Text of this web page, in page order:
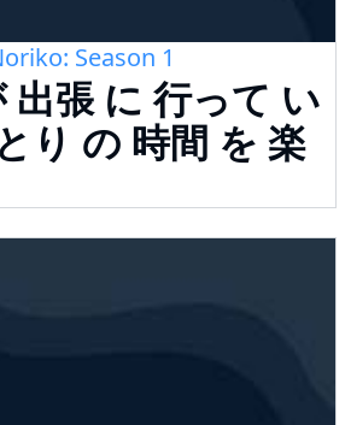
Season 1
出張 に 行って い
り の 時間 を 楽